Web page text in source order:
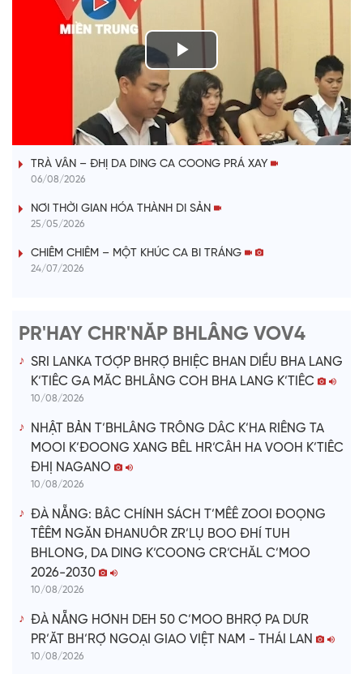
P
l
a
V
i
e
o
VÀI PHÚT DÀNH CHO QUẢNG BÁ
TRÀ VÂN – ĐHỊ DA DING CA COONG PRÁ XAY
06/08/2026
NƠI THỜI GIAN HÓA THÀNH DI SẢN
25/05/2026
CHIÊM CHIÊM – MỘT KHÚC CA BI TRÁNG
24/07/2026
PR'HAY CHR'NĂP BHLÂNG VOV4
SRI LANKA TƠỢP BHRỢ BHIỆC BHAN DIỀU BHA LANG
K’TIÊC GA MĂC BHLÂNG COH BHA LANG K’TIÊC
10/08/2026
NHẬT BẢN T’BHLÂNG TRÔNG DÂC K’HA RIÊNG TA
MOOI K’ĐOONG XANG BÊL HR’CÂH HA VOOH K’TIÊC
ĐHỊ NAGANO
10/08/2026
ĐÀ NẴNG: BÂC CHÍNH SÁCH T’MÊÊ ZOOI ĐOỌNG
TÊÊM NGĂN ĐHANUÔR ZR’LỤ BOO ĐHÍ TUH
BHLONG, DA DING K’COONG CR’CHĂL C’MOO
2026-2030
10/08/2026
ĐÀ NẴNG HƠNH DEH 50 C’MOO BHRỢ PA DƯR
PR’ĂT BH’RỢ NGOẠI GIAO VIỆT NAM - THÁI LAN
10/08/2026